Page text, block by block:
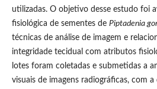
utilizadas. O objetivo desse estudo foi
fisiológica de sementes de Piptadenia
técnicas de análise de imagem e
integridade tecidual com atributos
lotes foram coletadas e submetidas a
visuais de imagens radiográficas, com